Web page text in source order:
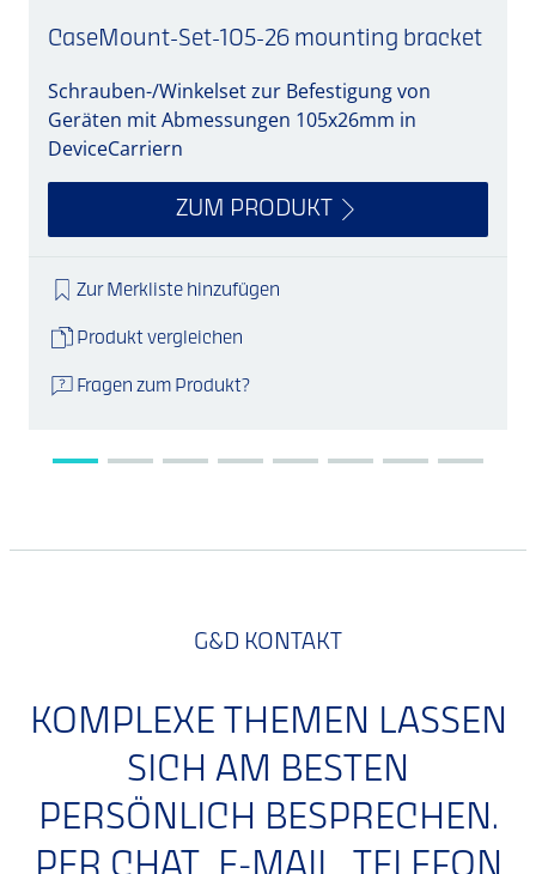
CaseMount-Set-105-26 mounting bracket
Schrauben-/Winkelset zur Befestigung von
Geräten mit Abmessungen 105x26mm in
DeviceCarriern
ZUM PRODUKT
Zur Merkliste hinzufügen
Produkt vergleichen
Fragen zum Produkt?
G&D KONTAKT
KOMPLEXE THEMEN LASSEN
SICH AM BESTEN
PERSÖNLICH BESPRECHEN.
PER CHAT, E-MAIL, TELEFON